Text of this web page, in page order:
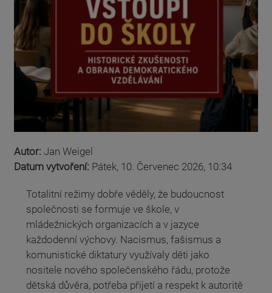
Autor: Jan Weigel
Datum vytvoření: Pátek, 10. Červenec 2026, 10:34
Totalitní režimy dobře věděly, že budoucnost
společnosti se formuje ve škole, v
mládežnických organizacích a v jazyce
každodenní výchovy. Nacismus, fašismus a
komunistické diktatury využívaly děti jako
nositele nového společenského řádu, protože
dětská důvěra, potřeba přijetí a respekt k autoritě